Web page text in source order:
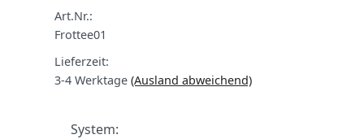
Art.Nr.:
Frottee01
Lieferzeit:
3-4 Werktage (Ausland abweichend)
System: